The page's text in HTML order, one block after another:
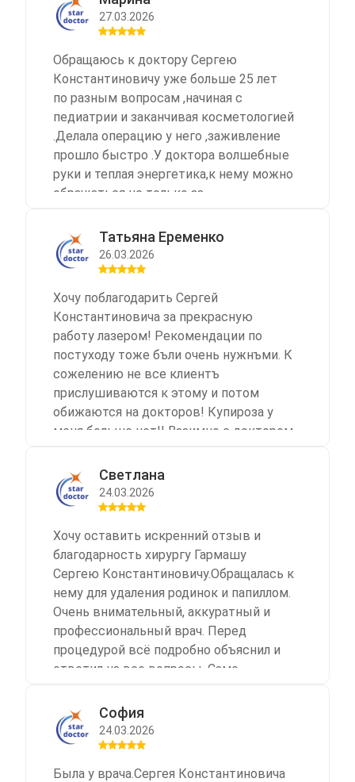
на вищому рівні. Велика дяка!
27.03.2026
Обращаюсь к доктору Сергею
Константиновичу уже больше 25 лет
по разным вопросам ,начиная с
педиатрии и заканчивая косметологией
.Делала операцию у него ,заживление
прошло быстро .У доктора волшебные
руки и теплая энергетика,к нему можно
обращаться не только за
поддержкой .Татьяна Еременко
26.03.2026
Хочу поблагодарить Сергей
Константиновича за прекрасную
работу лазером! Рекомендации по
постуходу тоже бъли очень нужнъми. К
сожелению не все клиентъ
прислушиваются к этому и потом
обижаются на докторов! Купироза у
меня больше нет!! Взаимно с доктором
Искрено благодарю!!!
Светлана
24.03.2026
Хочу оставить искренний отзыв и
благодарность хирургу Гармашу
Сергею Константиновичу.Обращалась к
нему для удаления родинок и папиллом.
Очень внимательный, аккуратный и
профессиональный врач. Перед
процедурой всё подробно объяснил и
ответил на все вопросы. Само
Самое главное, что всё зажило очень
аккуратно, без рубцов и заметных
следов, кожа выглядит отлично! Очень
София
24.03.2026
Была у врача.Сергея Константиновича